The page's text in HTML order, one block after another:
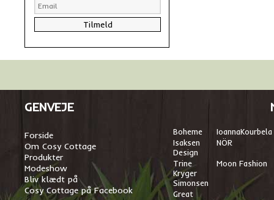
GENVEJE
Forside
Om Cosy Cottage
Produkter
Modeshow
Bliv klædt på
Cosy Cottage på Facebook
Boheme IoannaKourbela
Isaksen
Design
NÖR
Trine
Kryger
Simonsen
Moon Fashion
Great